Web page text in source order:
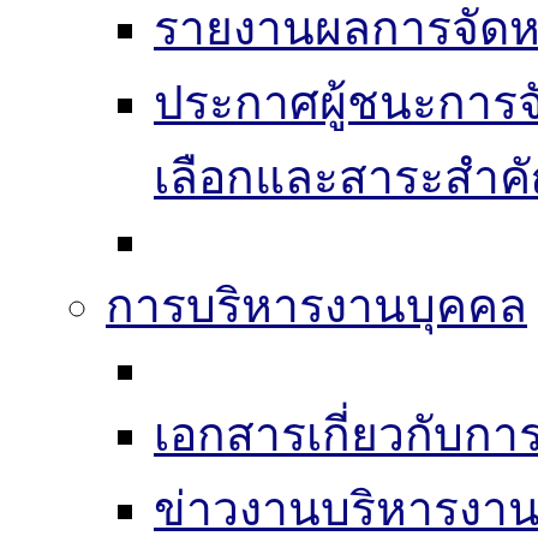
รายงานผลการจั
ประกาศผู้ชนะการ
เลือกและสาระส
การบริหารงานบุคคล
เอกสารเกี่ยวกับก
ข่าวงานบริหารงา